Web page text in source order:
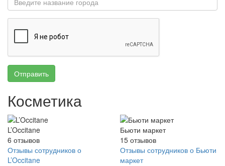
Отправить
Косметика
L’Occitane
6 отзывов
Отзывы сотрудников о
L’Occitane
Бьюти маркет
15 отзывов
Отзывы сотрудников о Бьюти
маркет